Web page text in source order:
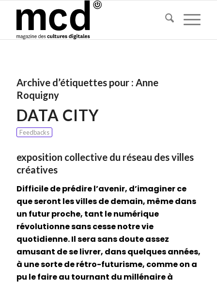
Archive d’étiquettes pour : Anne
Roquigny
DATA CITY
Feedbacks
exposition collective du réseau des villes
créatives
Difficile de prédire l’avenir, d’imaginer ce
que seront les villes de demain, même dans
un futur proche, tant le numérique
révolutionne sans cesse notre vie
quotidienne. Il sera sans doute assez
amusant de se livrer, dans quelques années,
à une sorte de rétro-futurisme, comme on a
pu le faire au tournant du millénaire à